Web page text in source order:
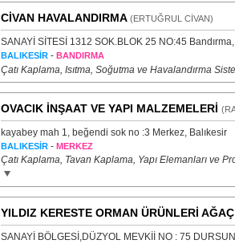
CİVAN HAVALANDIRMA (ERTUĞRUL CİVAN)
SANAYİ SİTESİ 1312 SOK.BLOK 25 NO:45
BALIKESİR- BANDIRMA
Çatı Kaplama, Isıtma, Soğutma ve Havalandırma
OVACIK İNŞAAT VE YAPI MALZEMELERİ
kayabey mah 1, beğendi sok no :3 Merkez, Balıkesir
BALIKESİR- MERKEZ
Çatı Kaplama, Tavan Kaplama, Yapı Elemanları ve
YILDIZ KERESTE ORMAN ÜRÜNLERİ
SANAYİ BÖLGESİ,DÜZYOL MEVKİİ NO : 75